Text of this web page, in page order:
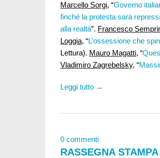
Marcello Sorgi, “Governo
finché la protesta sarà
alla realtà”. Francesco
Loggia, “L’ossessione che
Lettura). Mauro Magatti, “
Vladimiro Zagrebelsky, “
Leggi tutto →
0 commenti
RASSEGNA